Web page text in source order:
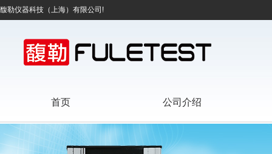
馥勒仪器科技（上海）有限公司!
首页 公司介绍